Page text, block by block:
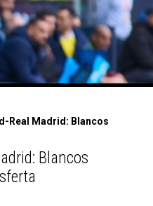
Real Madrid: Blancos
Blancos